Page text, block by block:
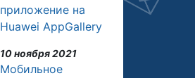
приложение на
Huawei AppGallery
10 ноября 2021
Мобильное